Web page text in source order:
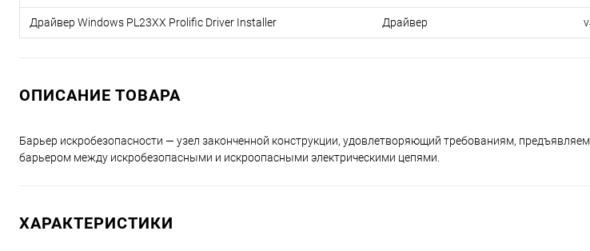
Драйвер Windows PL23XX Prolific Driver Installer Драйвер
ОПИСАНИЕ ТОВАРА
Барьер искробезопасности — узел законченной конструкции, удовлетворяющий требованиям,
барьером между искробезопасными и искроопасными электрическими цепями.
ХАРАКТЕРИСТИКИ